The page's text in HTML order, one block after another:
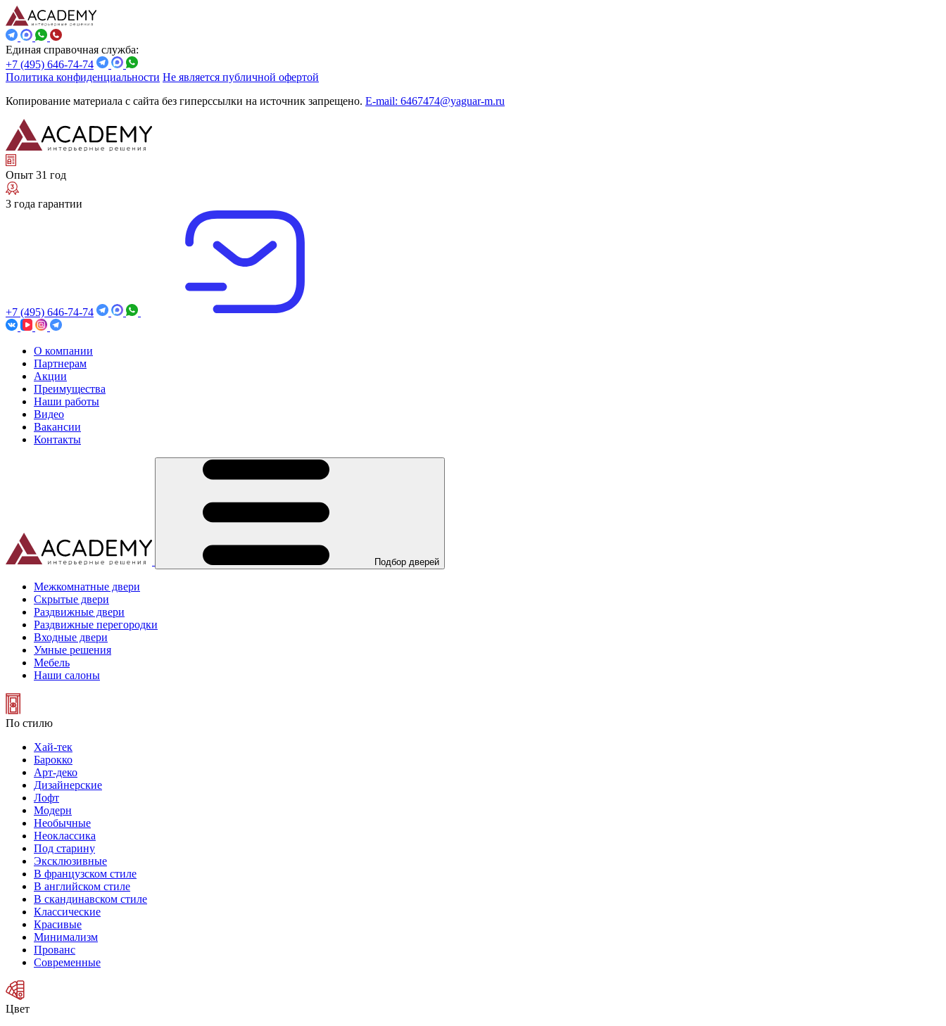
Единая справочная служба:
+7 (495) 646-74-74
Политика конфиденциальности Не является публичной офертой
Копирование материала с сайта без гиперссылки на источник запрещено. E-mail: 6467474@yaguar-m.ru
Опыт 31 год
3 года гарантии
+7 (495) 646-74-74
О компании
Партнерам
Акции
Преимущества
Наши работы
Видео
Вакансии
Контакты
Подбор дверей
Межкомнатные двери
Скрытые двери
Раздвижные двери
Раздвижные перегородки
Входные двери
Умные решения
Мебель
Наши салоны
По стилю
Хай-тек
Барокко
Арт-деко
Дизайнерские
Лофт
Модерн
Необычные
Неоклассика
Под старину
Эксклюзивные
В французском стиле
В английском стиле
В скандинавском стиле
Классические
Красивые
Минимализм
Прованс
Современные
Цвет